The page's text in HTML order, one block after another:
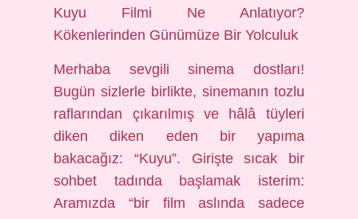
Kuyu Filmi Ne Anlatıyor?
Kökenlerinden Günümüze Bir Yolculuk
Merhaba sevgili sinema dostları!
Bugün sizlerle birlikte, sinemanın tozlu
raflarından çıkarılmış ve hâlâ tüyleri
diken diken eden bir yapıma
bakacağız: “Kuyu”. Girişte sıcak bir
sohbet tadında başlamak isterim:
Aramızda “bir film aslında sadece